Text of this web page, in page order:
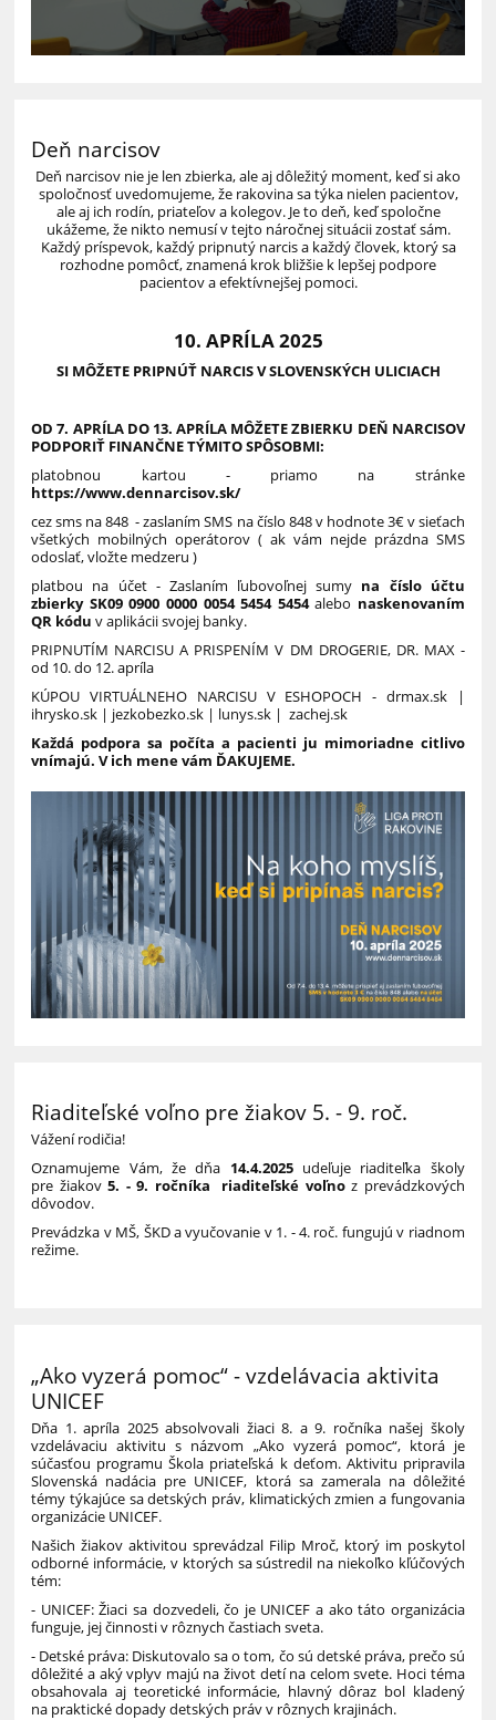
Deň narcisov
Deň narcisov nie je len zbierka, ale aj dôležitý moment, keď si ako
spoločnosť uvedomujeme, že rakovina sa týka nielen pacientov,
ale aj ich rodín, priateľov a kolegov. Je to deň, keď spoločne
ukážeme, že nikto nemusí v tejto náročnej situácii zostať sám.
Každý príspevok, každý pripnutý narcis a každý človek, ktorý sa
rozhodne pomôcť, znamená krok bližšie k lepšej podpore
pacientov a efektívnejšej pomoci.
10. APRÍLA 2025
SI MÔŽETE PRIPNÚŤ NARCIS V SLOVENSKÝCH ULICIACH
OD 7. APRÍLA DO 13. APRÍLA MÔŽETE ZBIERKU DEŇ NARCISOV
PODPORIŤ FINANČNE TÝMITO SPÔSOBMI:
platobnou kartou - priamo na stránke
https://www.dennarcisov.sk/
cez sms na 848 - zaslaním SMS na číslo 848 v hodnote 3€ v sieťach
všetkých mobilných operátorov ( ak vám nejde prázdna SMS
odoslať, vložte medzeru )
platbou na účet - Zaslaním ľubovoľnej sumy na číslo účtu
zbierky SK09 0900 0000 0054 5454 5454alebo naskenovaním
QR kódu v aplikácii svojej banky.
PRIPNUTÍM NARCISU A PRISPENÍM V DM DROGERIE, DR. MAX -
od 10. do 12. apríla
KÚPOU VIRTUÁLNEHO NARCISU V ESHOPOCH - drmax.sk |
ihrysko.sk | jezkobezko.sk | lunys.sk | zachej.sk
Každá podpora sa počíta a pacienti ju mimoriadne citlivo
vnímajú.V ich mene vám ĎAKUJEME.
Riaditeľské voľno pre žiakov 5. - 9. roč.
Vážení rodičia!
Oznamujeme Vám, že dňa 14.4.2025udeľuje riaditeľka školy
pre žiakov5. - 9. ročníka riaditeľské voľnoz prevádzkových
dôvodov.
Prevádzka v MŠ, ŠKD a vyučovanie v 1. - 4. roč. fungujú v riadnom
režime.
„Ako vyzerá pomoc“ - vzdelávacia aktivita
UNICEF
Dňa 1. apríla 2025 absolvovali žiaci 8. a 9. ročníka našej školy
vzdelávaciu aktivitu s názvom „Ako vyzerá pomoc“, ktorá je
súčasťou programu Škola priateľská k deťom. Aktivitu pripravila
Slovenská nadácia pre UNICEF, ktorá sa zamerala na dôležité
témy týkajúce sa detských práv, klimatických zmien a fungovania
organizácie UNICEF.
Našich žiakov aktivitou sprevádzal Filip Mroč, ktorý im poskytol
odborné informácie, v ktorých sa sústredil na niekoľko kľúčových
tém:
- UNICEF: Žiaci sa dozvedeli, čo je UNICEF a ako táto organizácia
funguje, jej činnosti v rôznych častiach sveta.
- Detské práva: Diskutovalo sa o tom, čo sú detské práva, prečo sú
dôležité a aký vplyv majú na život detí na celom svete. Hoci téma
obsahovala aj teoretické informácie, hlavný dôraz bol kladený
na praktické dopady detských práv v rôznych krajinách.